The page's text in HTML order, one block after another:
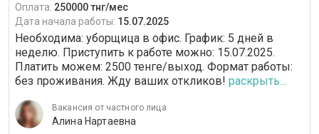
Оплата: 250000 тнг/мес
Дата начала работы: 15.07.2025
Необходима: уборщица в офис. График: 5 дней в
неделю. Приступить к работе можно: 15.07.2025.
Платить можем: 2500 тенге/выход. Формат работы:
без проживания. Жду ваших откликов! раскрыть...
Вакансия от частного лица
Алина Нартаевна